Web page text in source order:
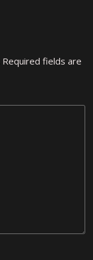
Required fields are